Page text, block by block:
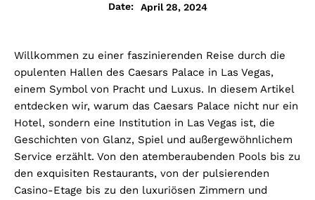
Date:
April 28, 2024
Willkommen zu einer faszinierenden Reise durch die
opulenten Hallen des Caesars Palace in Las Vegas,
einem Symbol von Pracht und Luxus. In diesem Artikel
entdecken wir, warum das Caesars Palace nicht nur ein
Hotel, sondern eine Institution in Las Vegas ist, die
Geschichten von Glanz, Spiel und außergewöhnlichem
Service erzählt. Von den atemberaubenden Pools bis zu
den exquisiten Restaurants, von der pulsierenden
Casino-Etage bis zu den luxuriösen Zimmern und